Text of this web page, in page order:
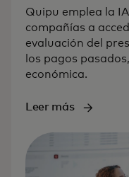
Quipu emplea la
compañías a
evaluación del
los pagos
económica.
Leer más